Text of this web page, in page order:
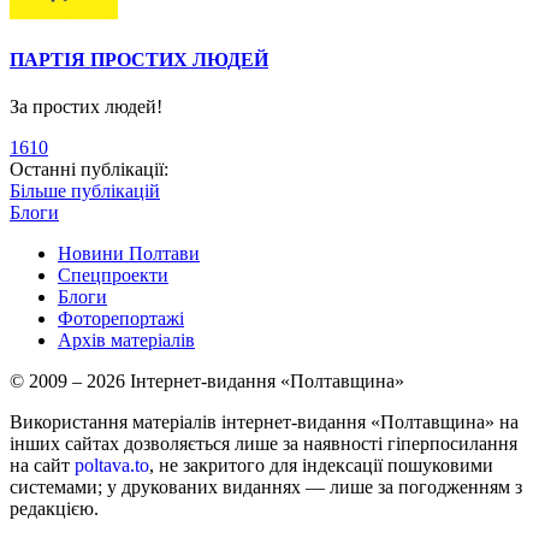
ПАРТІЯ ПРОСТИХ ЛЮДЕЙ
За простих людей!
1610
Останні публікації:
Більше публікацій
Блоги
Новини Полтави
Спецпроекти
Блоги
Фоторепортажі
Архів матеріалів
© 2009 – 2026 Інтернет-видання «Полтавщина»
Використання матеріалів інтернет-видання «Полтавщина» на
інших сайтах дозволяється лише за наявності гіперпосилання
на сайт poltava.to, не закритого для індексації пошуковими
системами; у друкованих виданнях — лише за погодженням з
редакцією.